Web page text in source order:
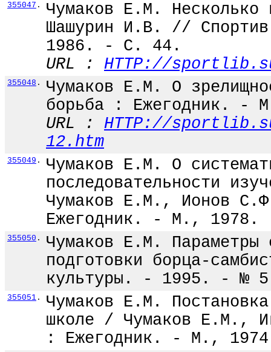
355047 .
Чумаков Е.М.
Шашурин И.В. //
1986. - С. 44.
URL : HTTP://
355048 .
Чумаков Е.М. О
борьба : Ежегодник.
URL : HTTP://
12.htm
355049 .
Чумаков Е.М. О
последовательности
Чумаков Е.М., Ионов
Ежегодник. - М.,
355050 .
Чумаков Е.М. Параметры
подготовки борца-
культуры. - 1995. - №
355051 .
Чумаков Е.М.
школе / Чумаков Е.М.,
: Ежегодник. - М.,